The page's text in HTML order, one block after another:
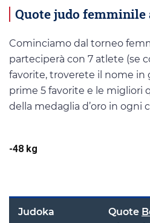
Quote judo femminile
Cominciamo dal torneo
parteciperà con 7 atlete (se
favorite, troverete il nome in
prime 5 favorite e le migliori
della medaglia d’oro in ogni
-48 kg
Judoka Quote